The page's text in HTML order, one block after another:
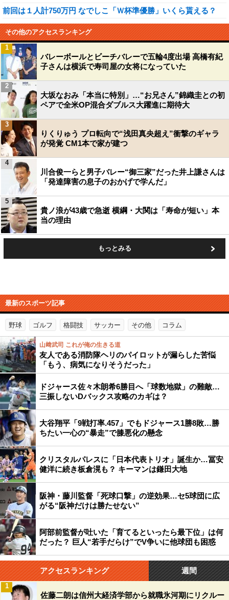
前回は１人計750万円 なでしこ「Ｗ杯準優勝」いくら貰える？
その他のアクセスランキング
バレーボールとビーチバレーで五輪4度出場 高橋有紀
子さんは横浜で寿司屋の女将になっていた
1
大坂なおみ「本当に特別」…“お兄さん”錦織圭との初
ペアで全米OP混合ダブルス大躍進に期待大
2
りくりゅう プロ転向で“浅田真央超え”衝撃のギャラ
が発覚 CM1本で家が建つ
3
川合俊一らと男子バレー“御三家”だった井上謙さんは
「発達障害の息子のおかげで学んだ」
4
貴ノ浪が43歳で急逝 横綱・大関は「寿命が短い」本
当の理由
5
もっとみる
最新のスポーツ記事
野球 ゴルフ 格闘技 サッカー その他 コラム
山﨑武司 これが俺の生きる道
友人である消防隊ヘリのパイロットが漏らした苦悩
「もう、病気になりそうだった」
ドジャース佐々木朗希6勝目へ「球数地獄」の難敵…
三振しないDバックス攻略のカギは？
大谷翔平「9戦打率.457」でもドジャース1勝8敗…勝
ちたい一心の“暴走”で膝悪化の懸念
クリスタルパレスに「日本代表トリオ」誕生か…冨安
健洋に続き板倉滉も？ キーマンは鎌田大地
阪神・藤川監督「死球口撃」の逆効果…セ5球団に広
がる“阪神だけは勝たせない”
阿部前監督が吐いた「育てるといったら最下位」は何
だった？ 巨人“若手だらけ”でV争いに他球団も困惑
アクセスランキング 週間
佐藤二朗は信州大経済学部から就職氷河期にリクルー
1